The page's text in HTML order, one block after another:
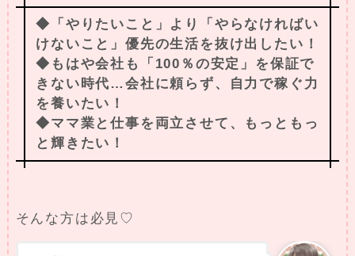
◆「やりたいこと」より「やらなければい
けないこと」優先の生活を抜け出したい！
◆もはや会社も「100％の安定」を保証で
きない時代…会社に頼らず、自力で稼ぐ力
を養いたい！
◆ママ業と仕事を両立させて、もっともっ
と輝きたい！
そんな方は必見♡